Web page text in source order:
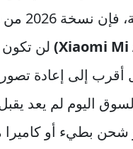
نسخة 2026 من
لن
أقرب إلى إعادة
اليوم لم يعد
شحن بطيء أو